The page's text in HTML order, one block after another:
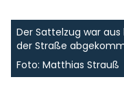
Der Sattelzug war
der Straße
Foto: Matthias Strauß